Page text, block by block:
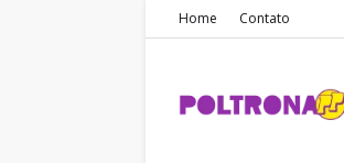
Home Contato